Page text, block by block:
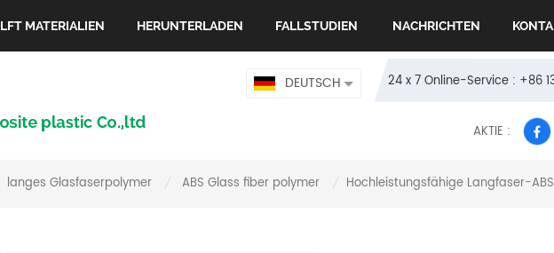
LFT MATERIALIEN HERUNTERLADEN FALLSTUDIEN NACHRICHTEN
24 x 7 Online-Service : +86
DEUTSCH
AKTIE :
langes Glasfaserpolymer ABS Glass fiber polymer Hochleistungsfähige Langfaser-